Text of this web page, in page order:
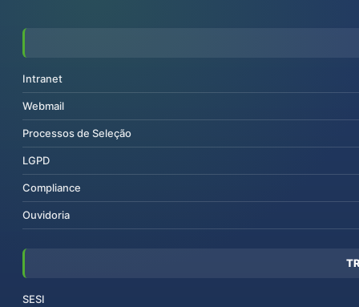
Intranet
Webmail
Processos de Seleção
LGPD
Compliance
Ouvidoria
SESI